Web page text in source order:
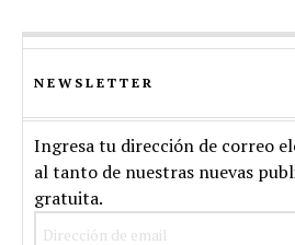
NEWSLETTER
Ingresa tu dirección de correo
al tanto de nuestras nuevas
gratuita.